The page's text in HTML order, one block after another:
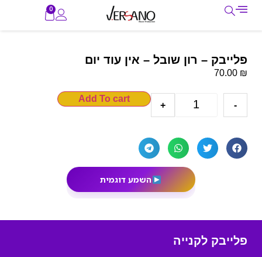
0
פלייבק – רון שובל – אין עוד יום
70.00 ₪
-
+
Add To cart
השמע דוגמית
פלייבק לקנייה